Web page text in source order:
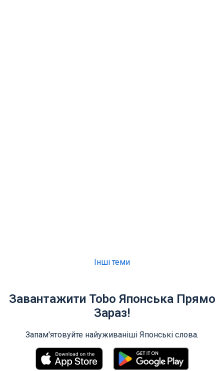
Інші теми
Завантажити Tobo Японська Прямо
Зараз!
Запам'ятовуйте найуживаніші Японські слова.